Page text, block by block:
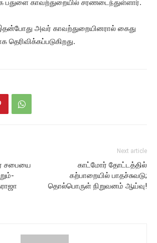
பதுளை காவற்துறையில் சரணடைந்துள்ளார்.
அவர் காவற்துறையினரால் கைது
சபையை
Next article
காட்மோர் தோட்டத்தில்
கற்பாறையில் பாதச்சுவடு;
தொல்பொருள் நிறுவனம் ஆய்வு!